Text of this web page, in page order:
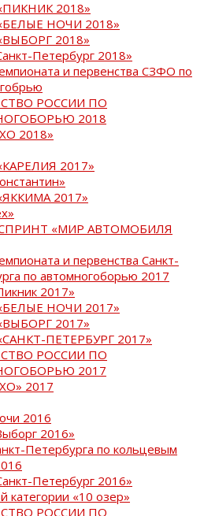
2018»
НОЧИ 2018»
2018»
Петербург 2018»
и первенства СЗФО по
РОССИИ ПО
2018
2018»
2017»
2017»
«МИР АВТОМОБИЛЯ
и первенства Санкт-
по автомногоборью 2017
2017»
НОЧИ 2017»
2017»
ПЕТЕРБУРГ 2017»
РОССИИ ПО
2017
2017
2016
2016»
Петербурга по кольцевым
Петербург 2016»
категории «10 озер»
РОССИИ ПО